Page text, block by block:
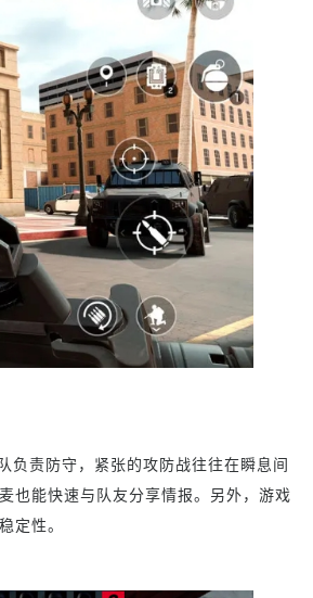
责防守，紧张的攻防战往往在瞬息间
也能快速与队友分享情报。另外，游戏
定性。